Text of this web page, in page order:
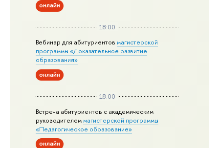
онлайн
18:00
Вебинар для абитуриентовмагистерской
программы «Доказательное развитие
образования»
онлайн
18:00
Встреча абитуриентов с академическим
руководителеммагистерской программы
«Педагогическое образование»
онлайн